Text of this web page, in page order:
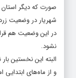
صورت که دیگر استان
شهریار در وضعیت
در این وضعیت هم
نشود.
البته این نخستین
و از ماه‌های